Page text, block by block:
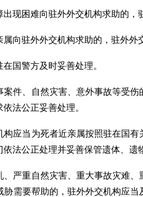
现困难向驻外外交机构求助的，
向驻外外交机构求助的，驻外外
国警方及时妥善处理。
件、自然灾害、意外事故等受
法公正妥善处理。
应当为死者近亲属按照驻在国
法公正处理并妥善保管遗体、遗
严重自然灾害、重大事故灾难
需要帮助的，驻外外交机构应